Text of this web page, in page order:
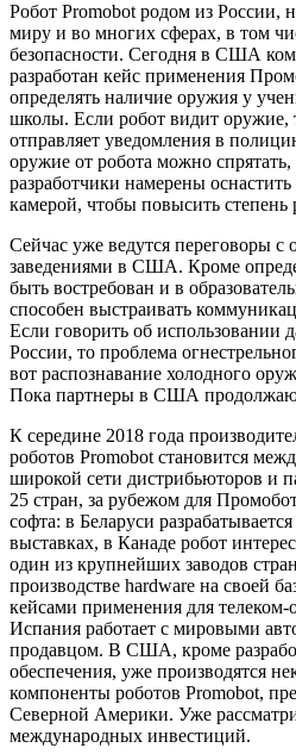
Робот Promobot родом из России,
миру и во многих сферах, в том
безопасности. Сегодня в США
разработан кейс применения
определять наличие оружия у
школы. Если робот видит оружие,
отправляет уведомления в
оружие от робота можно
разработчики намерены
камерой, чтобы повысить степень
Сейчас уже ведутся переговоры
заведениями в США. Кроме
быть востребован и в
способен выстраивать
Если говорить об использовании
России, то проблема
вот распознавание холодного
Пока партнеры в США
К середине 2018 года
роботов Promobot становится
широкой сети дистрибьюторов и
25 стран, за рубежом для
софта: в Беларуси
выставках, в Канаде робот
один из крупнейших заводов
производстве hardware на своей
кейсами применения для телеком-
Испания работает с мировыми
продавцом. В США, кроме
обеспечения, уже производятся
компоненты роботов Promobot,
Северной Америки. Уже
международных инвестиций.